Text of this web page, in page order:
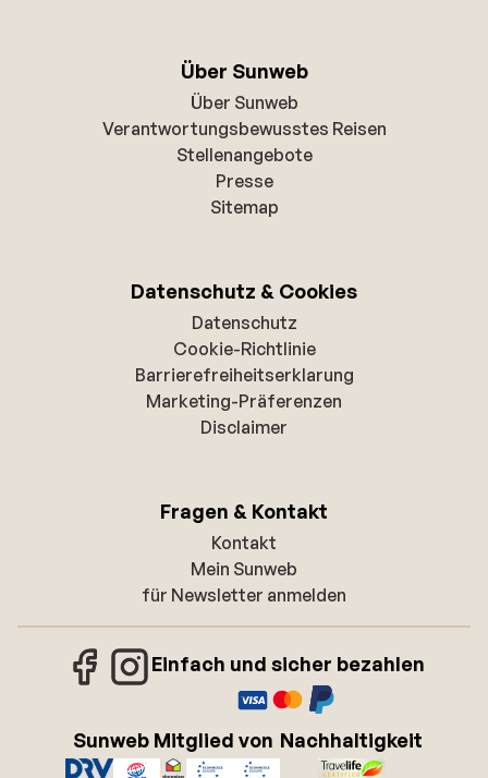
Über Sunweb
Über Sunweb
Verantwortungsbewusstes Reisen
Stellenangebote
Presse
Sitemap
Datenschutz & Cookies
Datenschutz
Cookie-Richtlinie
Barrierefreiheitserklarung
Marketing-Präferenzen
Disclaimer
Fragen & Kontakt
Kontakt
Mein Sunweb
für Newsletter anmelden
Einfach und sicher bezahlen
Sunweb Mitglied von Nachhaltigkeit